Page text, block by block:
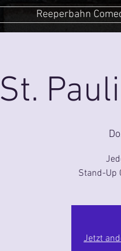
Reeperbahn
St.
Stand-Up
Jetzt